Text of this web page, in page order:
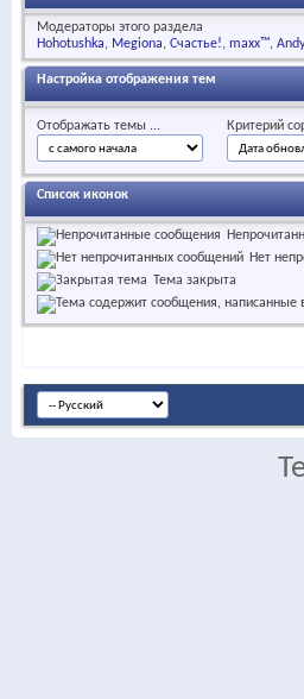
Модераторы этого раздела
Hohotushka
Megiona Счастье! maxx™ Andy
Настройка отображения тем
Отображать темы ... Критерий
Список иконок
Нет
Тема закрыта